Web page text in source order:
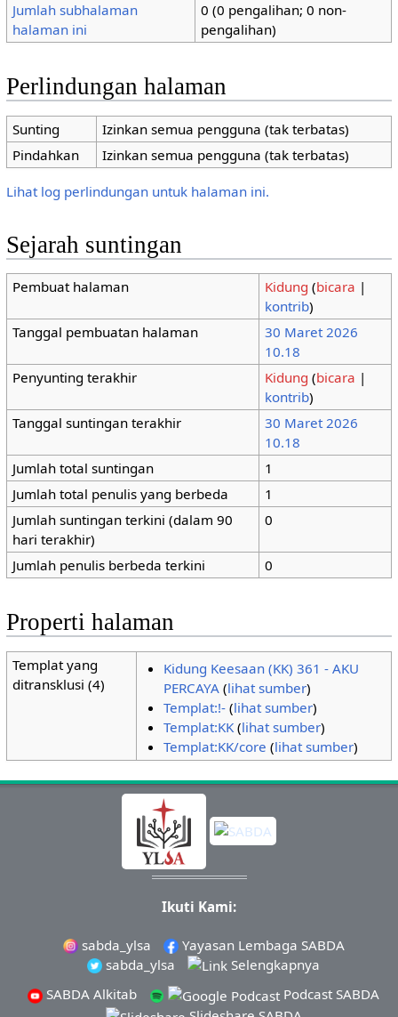
Jumlah subhalaman
halaman ini
0 (0 pengalihan; 0 non-
pengalihan)
Perlindungan halaman
Sunting
Izinkan semua pengguna (tak terbatas)
Pindahkan
Izinkan semua pengguna (tak terbatas)
Lihat log perlindungan untuk halaman ini.
Sejarah suntingan
Pembuat halaman Kidung (bicara |
kontrib)
Tanggal pembuatan halaman
30 Maret 2026
10.18
Penyunting terakhir
Kidung (bicara |
kontrib)
Tanggal suntingan terakhir
30 Maret 2026
10.18
Jumlah total suntingan
1
Jumlah total penulis yang berbeda
1
Jumlah suntingan terkini (dalam 90
hari terakhir)
0
Jumlah penulis berbeda terkini 0
Properti halaman
Templat yang
ditransklusi (4)
Kidung Keesaan (KK) 361 - AKU
PERCAYA (lihat sumber)
Templat:!- (lihat sumber)
Templat:KK (lihat sumber)
Templat:KK/core (lihat sumber)
Ikuti Kami:
sabda_ylsa
Yayasan Lembaga SABDA
sabda_ylsa
Selengkapnya
SABDA Alkitab
Podcast SABDA